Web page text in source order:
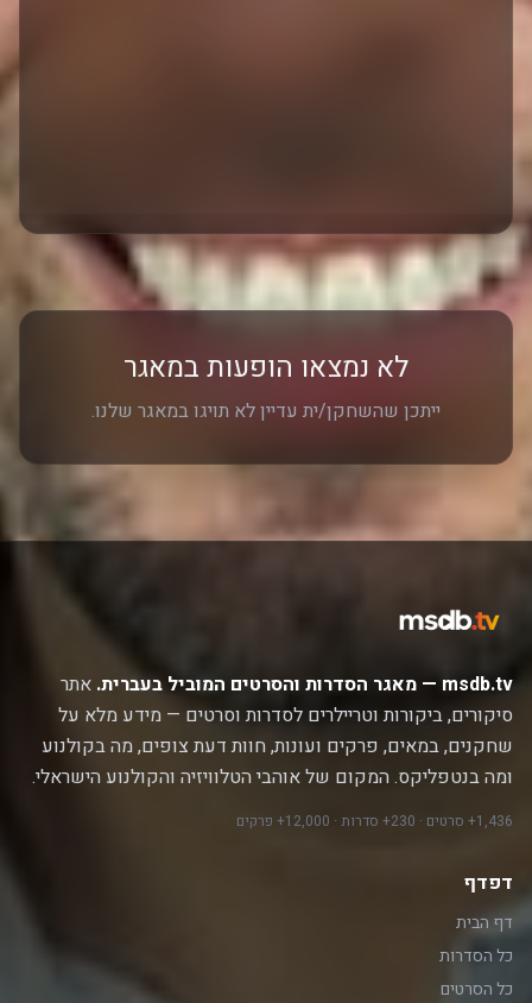
לא נמצאו הופעות במאגר
ייתכן שהשחקן/ית עדיין לא תויגו במאגר שלנו.
msdb.tv — מאגר הסדרות והסרטים המוביל בעברית.
אתר
סיקורים, ביקורות וטריילרים לסדרות וסרטים — מידע מלא על
שחקנים, במאים, פרקים ועונות, חוות דעת צופים, מה בקולנוע
ומה בנטפליקס. המקום של אוהבי הטלוויזיה והקולנוע הישראלי.
1,436+ סרטים · 230+ סדרות · 12,000+ פרקים
דפדף
דף הבית
כל הסדרות
כל הסרטים